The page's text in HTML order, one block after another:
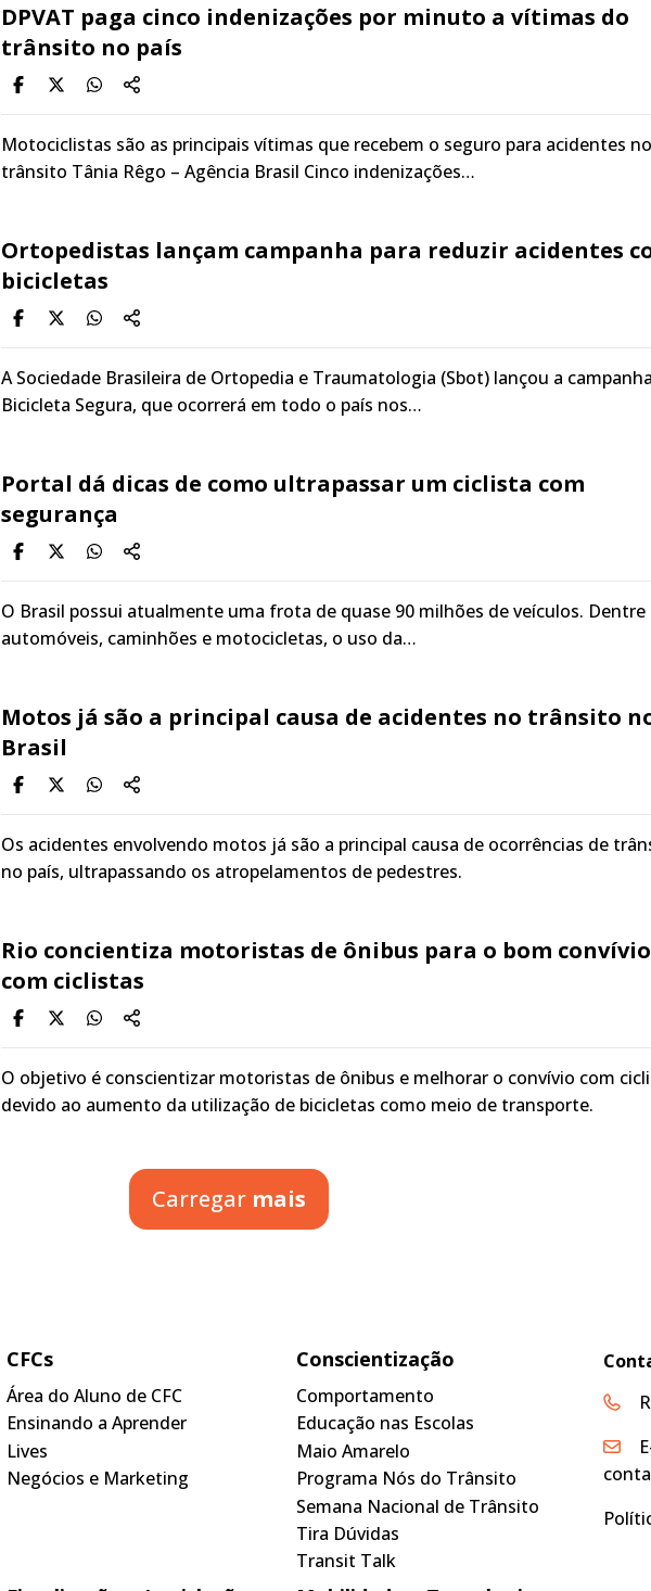
DPVAT paga cinco indenizações por minuto a vítimas do
trânsito no país
Motociclistas são as principais vítimas que recebem o seguro para acidentes no
trânsito Tânia Rêgo – Agência Brasil Cinco indenizações…
Ortopedistas lançam campanha para reduzir acidentes
bicicletas
A Sociedade Brasileira de Ortopedia e Traumatologia (Sbot) lançou a campanha
Bicicleta Segura, que ocorrerá em todo o país nos…
Portal dá dicas de como ultrapassar um ciclista com
segurança
O Brasil possui atualmente uma frota de quase 90 milhões de veículos. Dentre
automóveis, caminhões e motocicletas, o uso da…
Motos já são a principal causa de acidentes no trânsito
Brasil
Os acidentes envolvendo motos já são a principal causa de ocorrências de
no país, ultrapassando os atropelamentos de pedestres.
Rio concientiza motoristas de ônibus para o bom convívio
com ciclistas
O objetivo é conscientizar motoristas de ônibus e melhorar o convívio com
devido ao aumento da utilização de bicicletas como meio de transporte.
Carregar mais
CFCs
Área do Aluno de CFC
Ensinando a Aprender
Lives
Negócios e Marketing
Conscientização
Comportamento
Educação nas Escolas
Maio Amarelo
Programa Nós do Trânsito
Semana Nacional de Trânsito
Tira Dúvidas
Transit Talk